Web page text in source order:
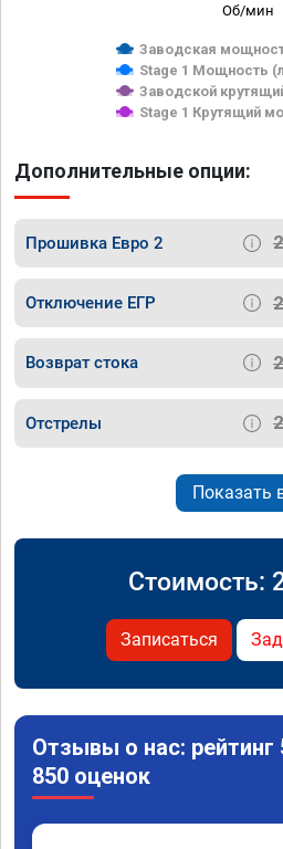
Об/мин
Заводская
Stage 1 Мощность
Заводской
Stage 1 Крутящий
Дополнительные опции:
Прошивка Евро 2
Отключение ЕГР
Возврат стока
Отстрелы
Показать
Стоимость:
Записаться
Отзывы о нас: рейтинг
850 оценок